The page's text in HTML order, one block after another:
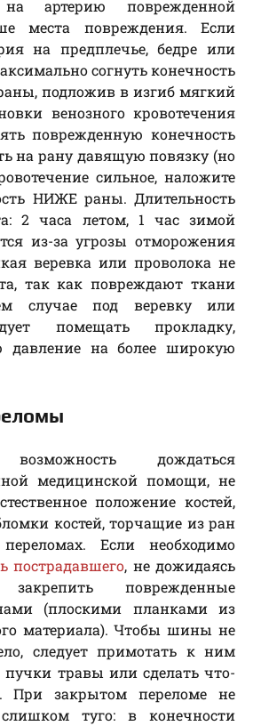
на артерию поврежденной
места повреждения. Если
на предплечье, бедре или
согнуть конечность
подложив в изгиб мягкий
венозного кровотечения
поврежденную конечность
на рану давящую повязку (но
сильное, наложите
НИЖЕ раны. Длительность
2 часа летом, 1 час зимой
из-за угрозы отморожения
веревка или проволока не
так как повреждают ткани
случае под веревку или
помещать прокладку,
давление на более широкую
дождаться
медицинской помощи, не
положение костей,
костей, торчащие из ран
Если необходимо
пострадавшего, не дожидаясь
поврежденные
(плоскими планками из
материала). Чтобы шины не
следует примотать к ним
травы или сделать что-
При закрытом переломе не
туго: в конечности